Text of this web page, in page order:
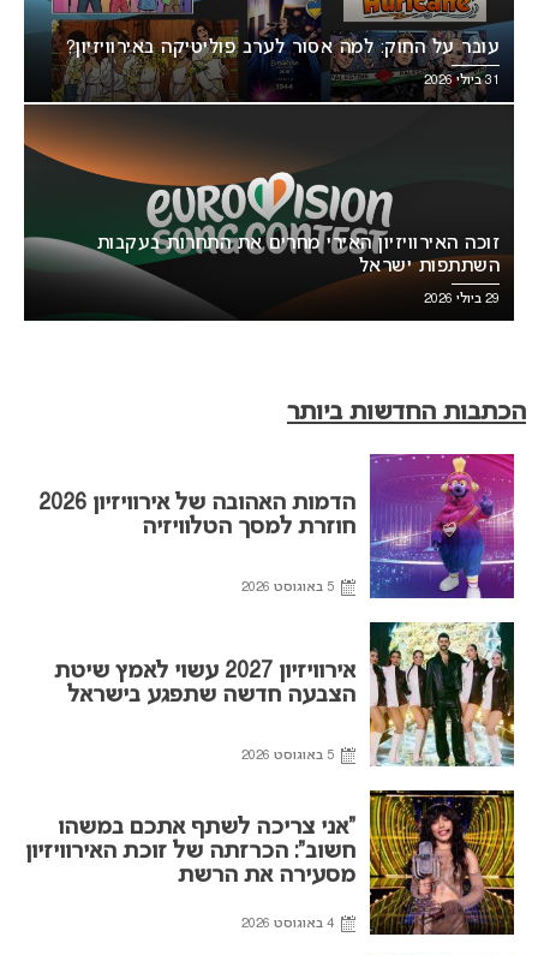
עובר על החוק: למה אסור לערב פוליטיקה באירוויזיון?
31 ביולי 2026
זוכה האירוויזיון האירי מחרים את התחרות בעקבות
השתתפות ישראל
29 ביולי 2026
הכתבות החדשות ביותר
הדמות האהובה של אירוויזיון 2026
חוזרת למסך הטלוויזיה
5 באוגוסט 2026
אירוויזיון 2027 עשוי לאמץ שיטת
הצבעה חדשה שתפגע בישראל
5 באוגוסט 2026
“אני צריכה לשתף אתכם במשהו
חשוב”: הכרזתה של זוכת האירוויזיון
מסעירה את הרשת
4 באוגוסט 2026